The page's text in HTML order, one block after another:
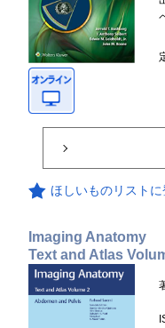
ほしいものリストに
Imaging Anatomy
Text and Atlas